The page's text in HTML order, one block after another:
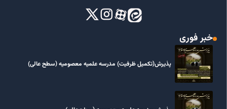
خبر فوری
پذیرش(تکمیل ظرفیت) مدرسه علمیه معصومیه‌ (سطح عالی)